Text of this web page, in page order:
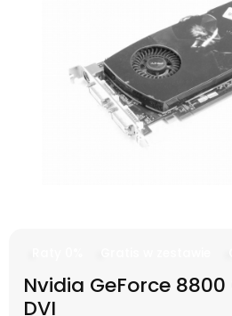
Nvidia GeForce 8800
DVI